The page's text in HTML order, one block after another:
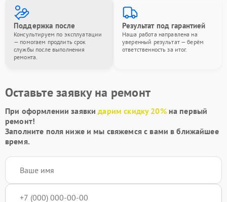
Поддержка после
Консультируем по эксплуатации
— помогаем продлить срок
службы после выполнения
ремонта.
Результат под гарантией
Наша работа направлена на
уверенный результат — берём
ответственность за итог.
Оставьте заявку на ремонт
При оформлении заявкидарим скидку 20%на первый
ремонт!
Заполните поля ниже и мы свяжемся с вами в ближайшее
время.